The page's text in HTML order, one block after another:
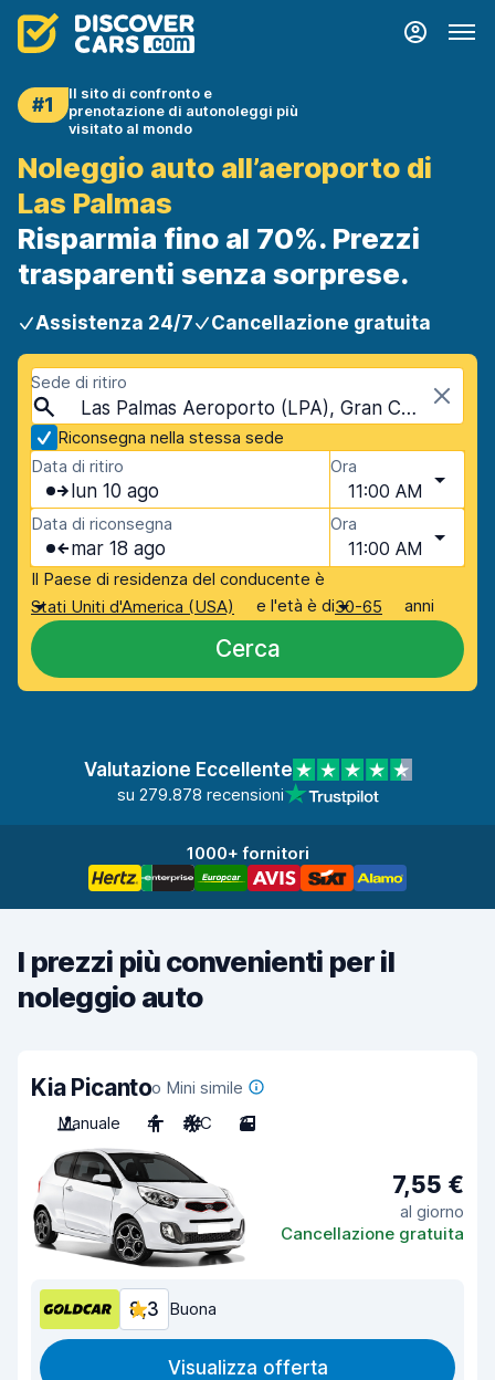
#1
Il sito di confronto e
prenotazione di autonoleggi più
visitato al mondo
Noleggio auto all’aeroporto di
Las Palmas
Risparmia fino al 70%. Prezzi
trasparenti senza sorprese.
Assistenza 24/7 Cancellazione gratuita
Sede di ritiro
Las Palmas Aeroporto (LPA), Gran Canaria, Spagna - Isole Canarie
Riconsegna nella stessa sede
Data di ritiro
lun 10 ago
Ora
11:00 AM
Data di riconsegna
mar 18 ago
Ora
11:00 AM
Il Paese di residenza del conducente è
Stati Uniti d'America (USA)
e l'età è di30-65 anni
Cerca
Valutazione Eccellente
su 279.878 recensioni
1000+ fornitori
I prezzi più convenienti per il
noleggio auto
Kia Picantoo Mini simile
Manuale
4 A/C 3
7,55 €
al giorno
Cancellazione gratuita
8,3 Buona
Visualizza offerta